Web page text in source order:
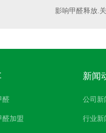
醛
醛加盟
新闻
公司新
行业新